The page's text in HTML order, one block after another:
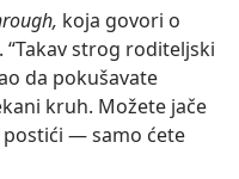
koja govori o
strog roditeljski
da pokušavate
kruh. Možete jače
— samo ćete